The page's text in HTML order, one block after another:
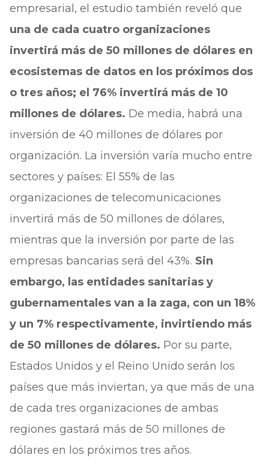
empresarial, el estudio también reveló que
una de cada cuatro organizaciones
invertirá más de 50 millones de dólares en
ecosistemas de datos en los próximos dos
o tres años; el 76% invertirá más de 10
millones de dólares. De media, habrá una
inversión de 40 millones de dólares por
organización. La inversión varía mucho entre
sectores y países: El 55% de las
organizaciones de telecomunicaciones
invertirá más de 50 millones de dólares,
mientras que la inversión por parte de las
empresas bancarias será del 43%. Sin
embargo, las entidades sanitarias y
gubernamentales van a la zaga, con un 18%
y un 7% respectivamente, invirtiendo más
de 50 millones de dólares. Por su parte,
Estados Unidos y el Reino Unido serán los
países que más inviertan, ya que más de una
de cada tres organizaciones de ambas
regiones gastará más de 50 millones de
dólares en los próximos tres años.